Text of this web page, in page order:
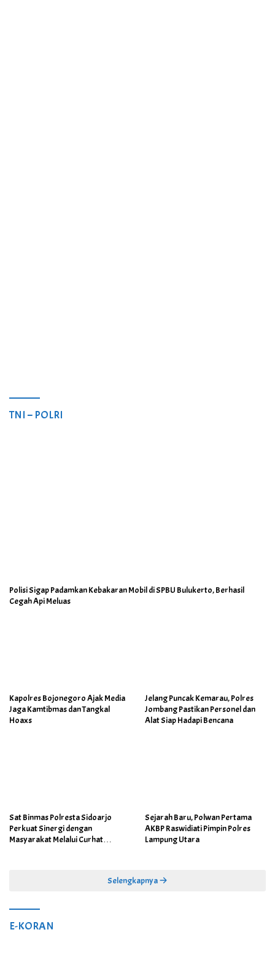
TNI – POLRI
Polisi Sigap Padamkan Kebakaran Mobil di SPBU Bulukerto, Berhasil
Cegah Api Meluas
Kapolres Bojonegoro Ajak Media
Jaga Kamtibmas dan Tangkal
Hoaxs
Jelang Puncak Kemarau, Polres
Jombang Pastikan Personel dan
Alat Siap Hadapi Bencana
Sat Binmas Polresta Sidoarjo
Perkuat Sinergi dengan
Masyarakat Melalui Curhat
Sejarah Baru, Polwan Pertama
AKBP Raswidiati Pimpin Polres
Lampung Utara
Selengkapnya
E-KORAN